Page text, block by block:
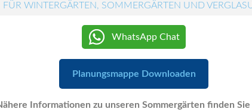
WINTERGÄRTEN, SOMMERGÄRTEN UND
WhatsApp Chat
Planungsmappe Downloaden
Informationen zu unseren Sommergärten finden Sie